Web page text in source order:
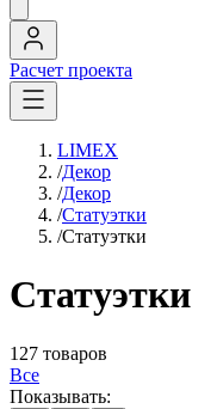
Расчет проекта
LIMEX
/Декор
/Декор
/Статуэтки
/Статуэтки
Статуэтки
127 товаров
Все
Показывать: